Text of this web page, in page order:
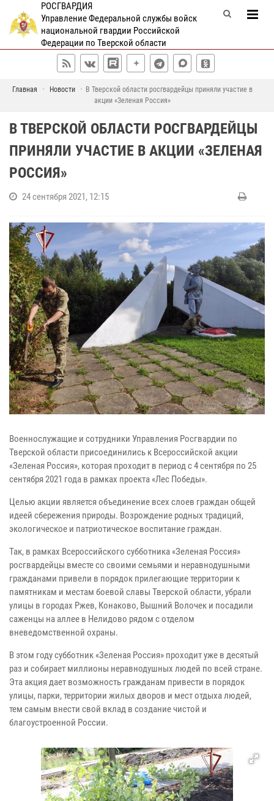
РОСГВАРДИЯ
Управление Федеральной службы войск
национальной гвардии Российской
Федерации по Тверской области
Главная Новости
В Тверской области росгвардейцы приняли участие в
акции «Зеленая Россия»
В ТВЕРСКОЙ ОБЛАСТИ РОСГВАРДЕЙЦЫ
ПРИНЯЛИ УЧАСТИЕ В АКЦИИ «ЗЕЛЕНАЯ
РОССИЯ»
24 сентября 2021, 12:15
Военнослужащие и сотрудники Управления Росгвардии по
Тверской области присоединились к Всероссийской акции
«Зеленая Россия», которая проходит в период с 4 сентября по 25
сентября 2021 года в рамках проекта «Лес Победы».
Целью акции является объединение всех слоев граждан общей
идеей сбережения природы. Возрождение родных традиций,
экологическое и патриотическое воспитание граждан.
Так, в рамках Всероссийского субботника «Зеленая Россия»
росгвардейцы вместе со своими семьями и неравнодушными
гражданами привели в порядок прилегающие территории к
памятникам и местам боевой славы Тверской области, убрали
улицы в городах Ржев, Конаково, Вышний Волочек и посадили
саженцы на аллее в Нелидово рядом с отделом
вневедомственной охраны.
В этом году субботник «Зеленая Россия» проходит уже в десятый
раз и собирает миллионы неравнодушных людей по всей стране.
Эта акция дает возможность гражданам привести в порядок
улицы, парки, территории жилых дворов и мест отдыха людей,
тем самым внести свой вклад в создание чистой и
благоустроенной России.